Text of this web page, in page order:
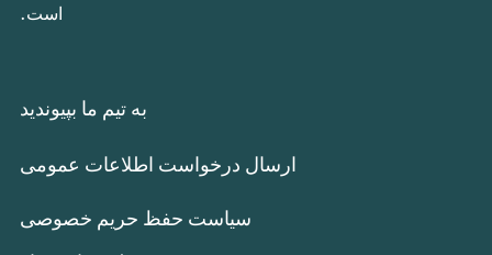
است.
به تیم ما بپیوندید
ارسال درخواست اطلاعات عمومی
سیاست حفظ حریم خصوصی